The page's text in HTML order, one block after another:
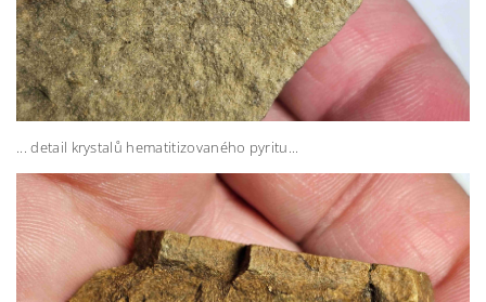
... detail krystalů hematitizovaného pyritu...